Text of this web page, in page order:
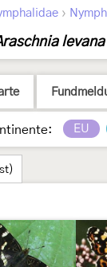
›
levana
EU